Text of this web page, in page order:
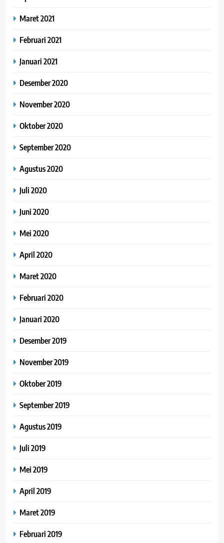
Maret 2021
Februari 2021
Januari 2021
Desember 2020
November 2020
Oktober 2020
September 2020
Agustus 2020
Juli 2020
Juni 2020
Mei 2020
April 2020
Maret 2020
Februari 2020
Januari 2020
Desember 2019
November 2019
Oktober 2019
September 2019
Agustus 2019
Juli 2019
Mei 2019
April 2019
Maret 2019
Februari 2019